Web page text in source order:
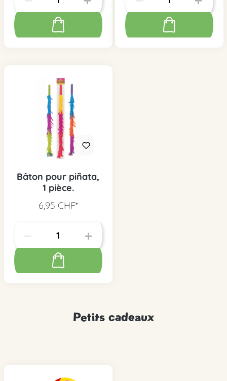
Bâton pour piñata,
1 pièce.
6,95 CHF*
Petits cadeaux